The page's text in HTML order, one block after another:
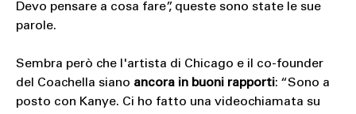
Devo pensare a cosa fare”, queste sono state le sue
parole.
Sembra però che l'artista di Chicago e il co-founder
del Coachella siano ancora in buoni rapporti: “Sono a
posto con Kanye. Ci ho fatto una videochiamata su